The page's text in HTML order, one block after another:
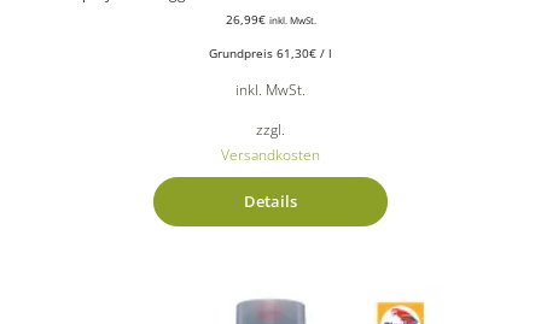
26,99€ inkl. MwSt.
Grundpreis 61,30€ / l
inkl. MwSt.
zzgl.
Versandkosten
Details